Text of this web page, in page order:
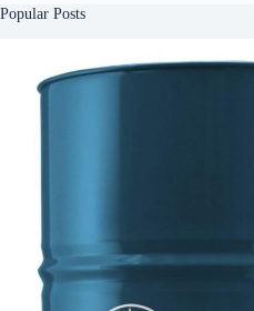
Popular Posts